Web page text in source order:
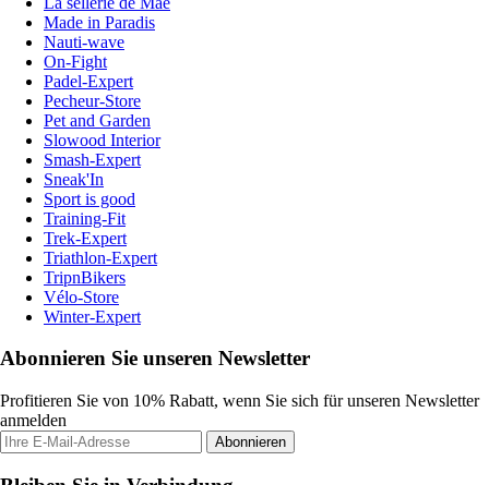
Made in Paradis
Nauti-wave
On-Fight
Padel-Expert
Pecheur-Store
Pet and Garden
Slowood Interior
Smash-Expert
Sneak'In
Sport is good
Training-Fit
Trek-Expert
Triathlon-Expert
TripnBikers
Vélo-Store
Winter-Expert
Abonnieren Sie unseren Newsletter
Profitieren Sie von 10% Rabatt, wenn Sie sich für unseren Newsletter
anmelden
Abonnieren